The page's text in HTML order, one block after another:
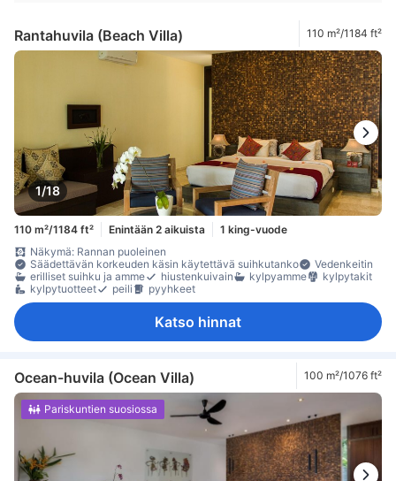
Rantahuvila (Beach Villa) 110 m²/1184 ft²
1/18
110 m²/1184 ft² Enintään 2 aikuista
1 king-vuode
Näkymä: Rannan puoleinen
Säädettävän korkeuden käsin käytettävä suihkutanko
Vedenkeitin
erilliset suihku ja amme
hiustenkuivain kylpyamme
kylpytakit
kylpytuotteet
peili pyyhkeet
Katso hinnat
Ocean-huvila (Ocean Villa) 100 m²/1076 ft²
Pariskuntien suosiossa